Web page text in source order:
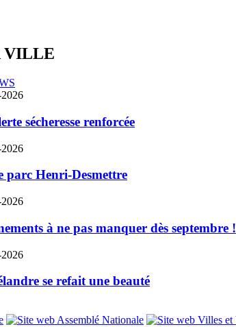
VILLE
sécheresse renforcée
parc Henri-Desmettre
à ne pas manquer dès septembre !
se refait une beauté